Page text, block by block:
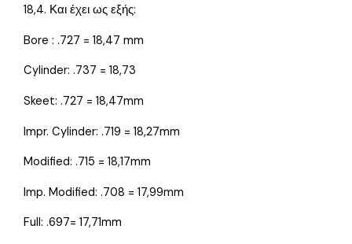
18,4. Και έχει ως εξής:
Bore : .727 = 18,47 mm
Cylinder: .737 = 18,73
Skeet: .727 = 18,47mm
Impr. Cylinder: .719 = 18,27mm
Modified: .715 = 18,17mm
Imp. Modified: .708 = 17,99mm
Full: .697= 17,71mm